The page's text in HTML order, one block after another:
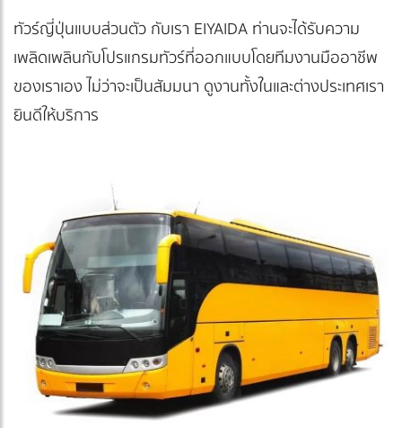
ทัวร์ญี่ปุ่นแบบส่วนตัว กับเรา EIYAIDA ท่านจะได้รับความ
เพลิดเพลินกับโปรแกรมทัวร์ที่ออกแบบโดยทีมงานมืออาชีพ
ของเราเอง ไม่ว่าจะเป็นสัมมนา ดูงานทั้งในและต่างประเทศเรา
ยินดีให้บริการ